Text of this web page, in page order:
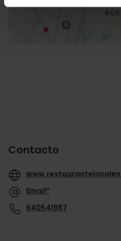
Contacto
Email*
640541987